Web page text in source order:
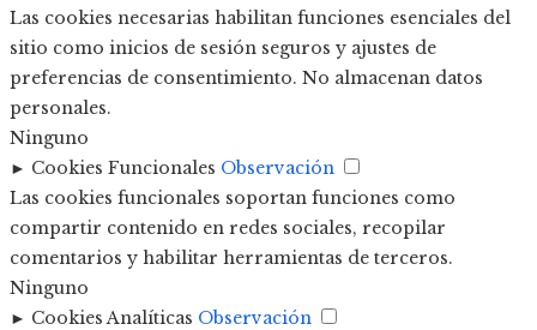
Las cookies necesarias habilitan funciones esenciales del
sitio como inicios de sesión seguros y ajustes de
preferencias de consentimiento. No almacenan datos
personales.
Ninguno
► Cookies Funcionales Observación
Las cookies funcionales soportan funciones como
compartir contenido en redes sociales, recopilar
comentarios y habilitar herramientas de terceros.
Ninguno
► Cookies Analíticas Observación